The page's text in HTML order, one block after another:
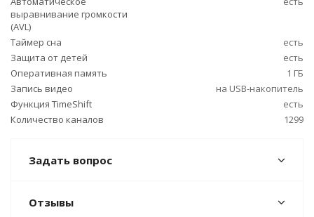
выравнивание громкости
(AVL)
Таймер сна
есть
Защита от детей
есть
Оперативная память
1 ГБ
Запись видео
на USB-накопитель
Функция TimeShift
есть
Количество каналов
1299
Задать вопрос
Отзывы